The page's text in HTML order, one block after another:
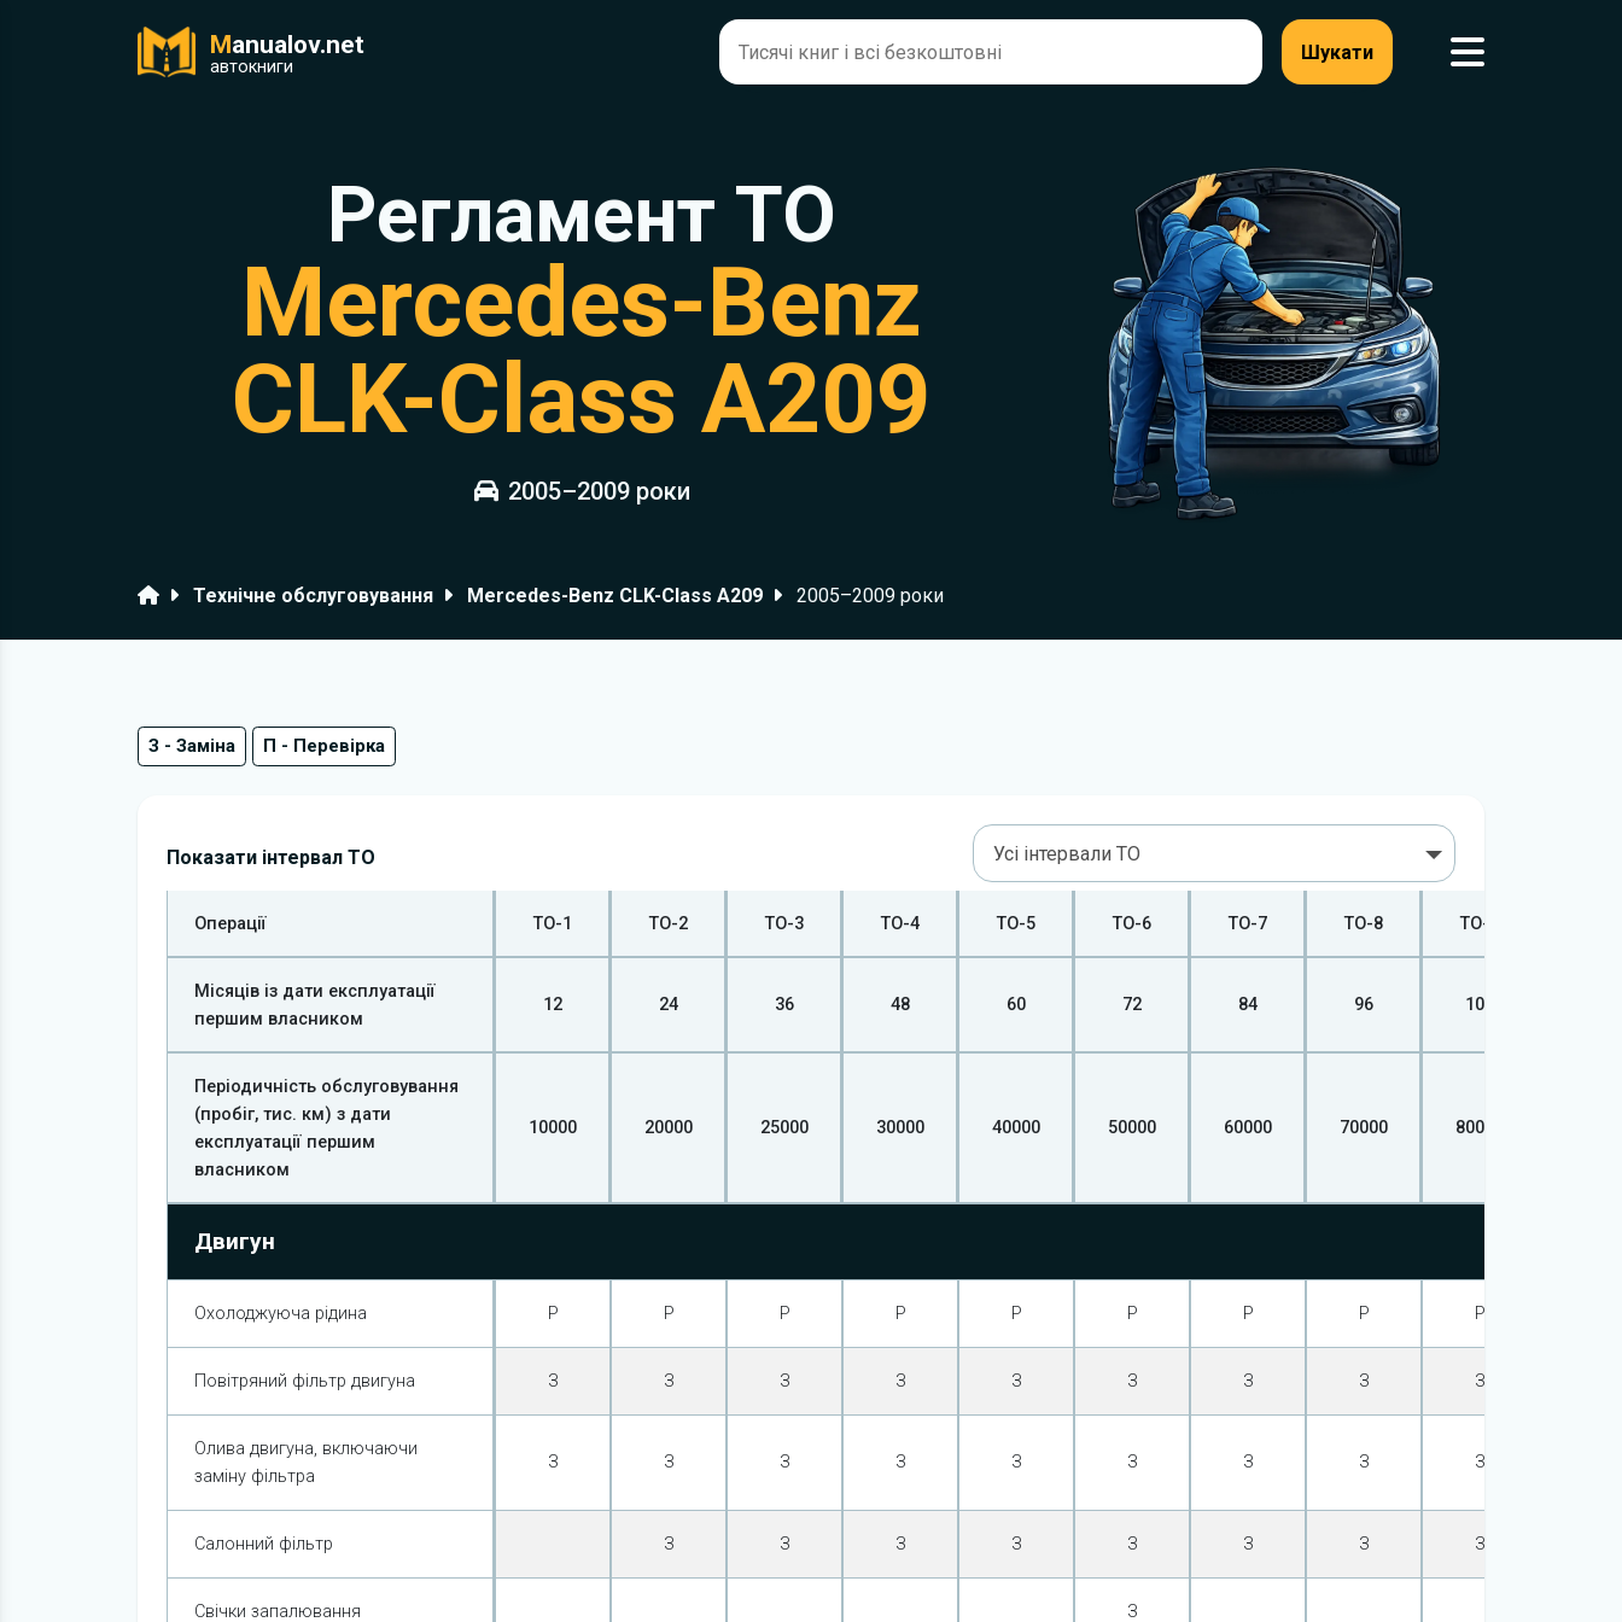
Manualov.net
автокниги
Шукати
Регламент ТО
Mercedes-Benz
CLK-Class A209
2005–2009 роки
ГоловнаТехнічне обслуговування Mercedes-Benz CLK-Class A209 2005–2009 роки
З - Заміна П - Перевірка
Показати інтервал ТО Усі інтервали ТО
Операції ТО-1 ТО-2 ТО-3 ТО-4 ТО-5 ТО-6 ТО-7 ТО-8 ТО-9
Місяців із дати експлуатації
першим власником
12 24 36 48 60 72 84 96 108
Періодичність обслуговування
(пробіг, тис. км) з дати
експлуатації першим
власником
10000 20000 25000 30000 40000 50000 60000 70000 80000
Двигун
Охолоджуюча рідина Р Р Р Р Р Р Р Р Р
Повітряний фільтр двигуна З З З З З З З З З
Олива двигуна, включаючи
заміну фільтра
З З З З З З З З З
Салонний фільтр З З З З З З З З
Свічки запалювання З